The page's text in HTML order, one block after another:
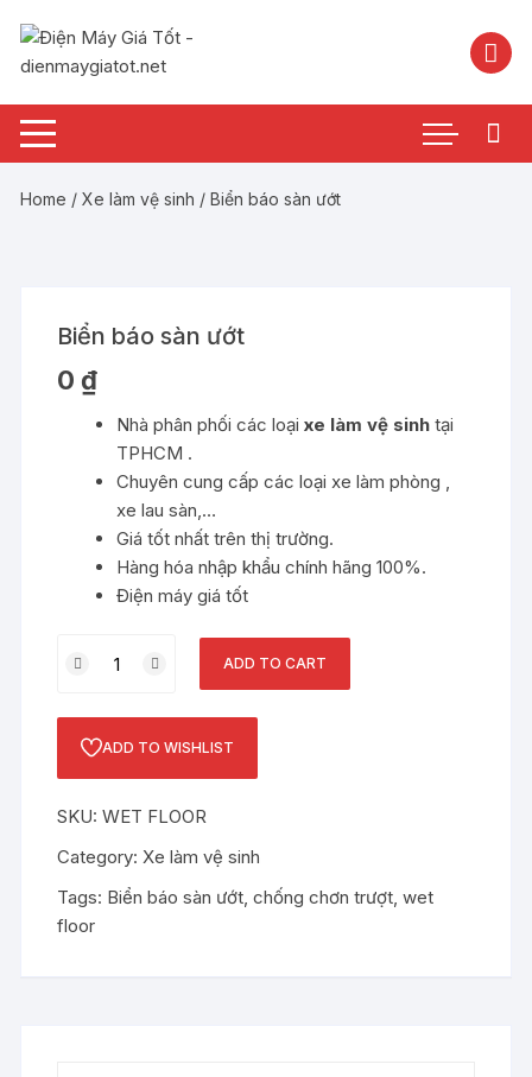
nội
Home /Xe làm vệ sinh / Biển báo sàn ướt
Biển báo sàn ướt
0 ₫
Nhà phân phối các loạixe làm vệ sinh tại
TPHCM .
Chuyên cung cấp các loại xe làm phòng ,
xe lau sàn,…
Giá tốt nhất trên thị trường.
Hàng hóa nhập khẩu chính hãng 100%.
Điện máy giá tốt
báo
quantity
ADD TO CART
ADD TO WISHLIST
SKU:WET FLOOR
Category:Xe làm vệ sinh
Tags: Biển báo sàn ướt,chống chơn trượt,wet
floor